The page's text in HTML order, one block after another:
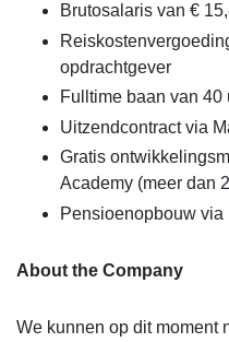
Brutosalaris van €
opdrachtgever
Fulltime baan van 40
Uitzendcontract via
Gratis
Academy (meer dan
Pensioenopbouw via
About the Company
We kunnen op dit moment